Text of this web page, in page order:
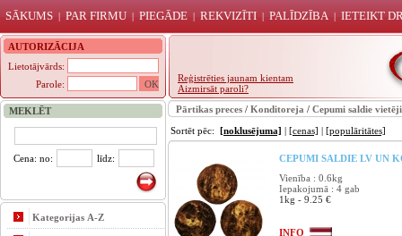
SĀKUMS | PAR FIRMU| PIEGĀDE | REKVIZĪTI | PALĪDZĪBA | IETEIKT
AUTORIZĀCIJA
Lietotājvārds:
Parole:
Reģistrēties jaunam kientam
Aizmirsāt paroli?
MEKLĒT
Cena: no: līdz:
Kategorijas A-Z
Pārtikas preces / Konditoreja / Cepumi saldie
Sortēt pēc: [noklusējuma] | [cenas] | [populāritātes]
CEPUMI SALDIE LV UN
Vienība : 0.6kg
Iepakojumā : 4 gab
1kg - 9.25 €
INFO